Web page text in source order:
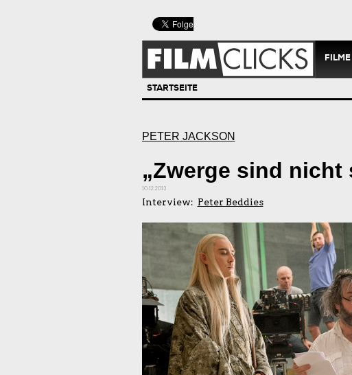
FILME
STARTSEITE
PETER JACKSON
„Zwerge sind nicht
10.12.2013
Interview: Peter Beddies